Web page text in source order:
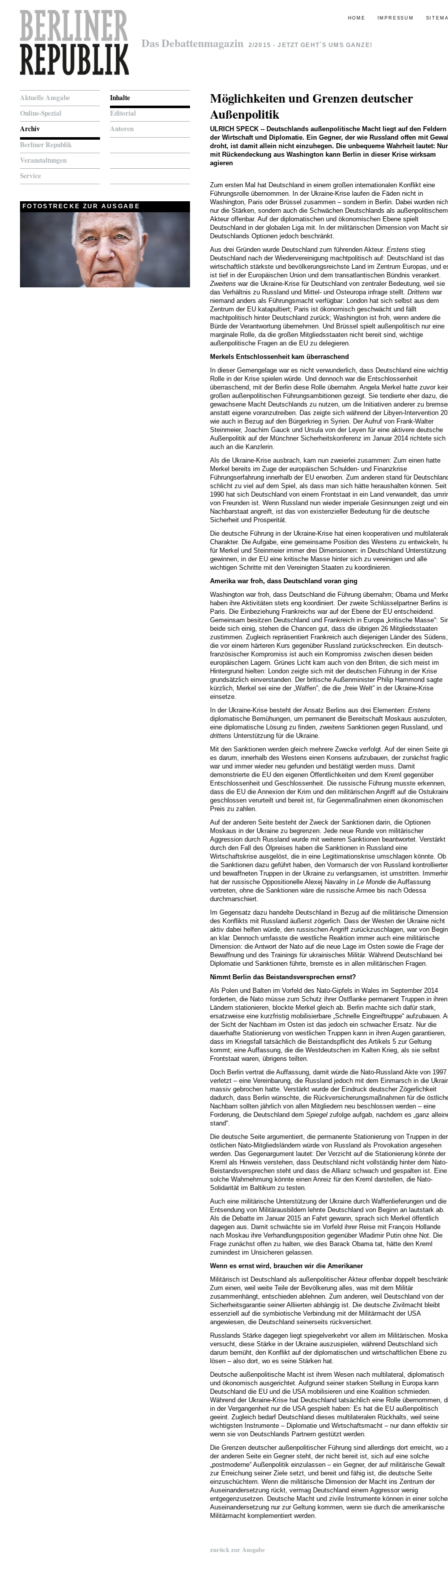
Das Debattenmagazin 2/2015 - JETZT GEHT´S UMS GANZE!
HOME IMPRESSUM
Aktuelle Ausgabe
Online-Spezial
Archiv
Berliner Republik
Veranstaltungen
Service
Inhalte
Editorial
Autoren
FOTOSTRECKE ZUR AUSGABE
Möglichkeiten und Grenzen deutscher
Außenpolitik
ULRICH SPECK -- Deutschlands außenpolitische Macht liegt auf den Feldern
der Wirtschaft und Diplomatie. Ein Gegner, der wie Russland offen mit
droht, ist damit allein nicht einzuhegen. Die unbequeme Wahrheit lautet: Nur
mit Rückendeckung aus Washington kann Berlin in dieser Krise wirksam
agieren
Zum ersten Mal hat Deutschland in einem großen internationalen Konflikt eine
Führungsrolle übernommen. In der Ukraine-Krise laufen die Fäden nicht in
Washington, Paris oder Brüssel zusammen – sondern in Berlin. Dabei wurden
nur die Stärken, sondern auch die Schwächen Deutschlands als außenpolitischem
Akteur offenbar. Auf der diplomatischen und ökonomischen Ebene spielt
Deutschland in der globalen Liga mit. In der militärischen Dimension von Macht
Deutschlands Optionen jedoch beschränkt.
Aus drei Gründen wurde Deutschland zum führenden Akteur. Erstens stieg
Deutschland nach der Wiedervereinigung machtpolitisch auf: Deutschland ist das
wirtschaftlich stärkste und bevölkerungsreichste Land im Zentrum Europas, und
ist tief in der Europäischen Union und dem transatlantischen Bündnis verankert.
Zweitens war die Ukraine-Krise für Deutschland von zentraler Bedeutung, weil sie
das Verhältnis zu Russland und Mittel- und Osteuropa infrage stellt. Drittens war
niemand anders als Führungsmacht verfügbar: London hat sich selbst aus dem
Zentrum der EU katapultiert; Paris ist ökonomisch geschwächt und fällt
machtpolitisch hinter Deutschland zurück; Washington ist froh, wenn andere die
Bürde der Verantwortung übernehmen. Und Brüssel spielt außenpolitisch nur eine
marginale Rolle, da die großen Mitgliedsstaaten nicht bereit sind, wichtige
außenpolitische Fragen an die EU zu delegieren.
Merkels Entschlossenheit kam überraschend
In dieser Gemengelage war es nicht verwunderlich, dass Deutschland eine
Rolle in der Krise spielen würde. Und dennoch war die Entschlossenheit
überraschend, mit der Berlin diese Rolle übernahm. Angela Merkel hatte zuvor
großen außenpolitischen Führungsambitionen gezeigt. Sie tendierte eher dazu, die
gewachsene Macht Deutschlands zu nutzen, um die Initiativen anderer zu
anstatt eigene voranzutreiben. Das zeigte sich während der Libyen-Intervention
wie auch in Bezug auf den Bürgerkrieg in Syrien. Der Aufruf von Frank-Walter
Steinmeier, Joachim Gauck und Ursula von der Leyen für eine aktivere deutsche
Außenpolitik auf der Münchner Sicherheitskonferenz im Januar 2014 richtete sich
auch an die Kanzlerin.
Als die Ukraine-Krise ausbrach, kam nun zweierlei zusammen: Zum einen hatte
Merkel bereits im Zuge der europäischen Schulden- und Finanzkrise
Führungserfahrung innerhalb der EU erworben. Zum anderen stand für
schlicht zu viel auf dem Spiel, als dass man sich hätte heraushalten können. Seit
1990 hat sich Deutschland von einem Frontstaat in ein Land verwandelt, das
von Freunden ist. Wenn Russland nun wieder imperiale Gesinnungen zeigt und
Nachbarstaat angreift, ist das von existenzieller Bedeutung für die deutsche
Sicherheit und Prosperität.
Die deutsche Führung in der Ukraine-Krise hat einen kooperativen und
Charakter. Die Aufgabe, eine gemeinsame Position des Westens zu entwickeln,
für Merkel und Steinmeier immer drei Dimensionen: in Deutschland Unterstützung
gewinnen, in der EU eine kritische Masse hinter sich zu vereinigen und alle
wichtigen Schritte mit den Vereinigten Staaten zu koordinieren.
Amerika war froh, dass Deutschland voran ging
Washington war froh, dass Deutschland die Führung übernahm; Obama und
haben ihre Aktivitäten stets eng koordiniert. Der zweite Schlüsselpartner Berlins
Paris. Die Einbeziehung Frankreichs war auf der Ebene der EU entscheidend.
Gemeinsam besitzen Deutschland und Frankreich in Europa „kritische Masse“:
beide sich einig, stehen die Chancen gut, dass die übrigen 26 Mitgliedsstaaten
zustimmen. Zugleich repräsentiert Frankreich auch diejenigen Länder des Südens,
die vor einem härteren Kurs gegenüber Russland zurückschrecken. Ein deutsch-
französischer Kompromiss ist auch ein Kompromiss zwischen diesen beiden
europäischen Lagern. Grünes Licht kam auch von den Briten, die sich meist im
Hintergrund hielten: London zeigte sich mit der deutschen Führung in der Krise
grundsätzlich einverstanden. Der britische Außenminister Philip Hammond sagte
kürzlich, Merkel sei eine der „Waffen”, die die „freie Welt” in der Ukraine-Krise
einsetze.
In der Ukraine-Krise besteht der Ansatz Berlins aus drei Elementen: Erstens
diplomatische Bemühungen, um permanent die Bereitschaft Moskaus auszuloten,
eine diplomatische Lösung zu finden, zweitens Sanktionen gegen Russland, und
drittens Unterstützung für die Ukraine.
Mit den Sanktionen werden gleich mehrere Zwecke verfolgt. Auf der einen Seite
es darum, innerhalb des Westens einen Konsens aufzubauen, der zunächst
war und immer wieder neu gefunden und bestätigt werden muss. Damit
demonstrierte die EU den eigenen Öffentlichkeiten und dem Kreml gegenüber
Entschlossenheit und Geschlossenheit. Die russische Führung musste erkennen,
dass die EU die Annexion der Krim und den militärischen Angriff auf die
geschlossen verurteilt und bereit ist, für Gegenmaßnahmen einen ökonomischen
Preis zu zahlen.
Auf der anderen Seite besteht der Zweck der Sanktionen darin, die Optionen
Moskaus in der Ukraine zu begrenzen. Jede neue Runde von militärischer
Aggression durch Russland wurde mit weiteren Sanktionen beantwortet. Verstärkt
durch den Fall des Ölpreises haben die Sanktionen in Russland eine
Wirtschaftskrise ausgelöst, die in eine Legitimationskrise umschlagen könnte. Ob
die Sanktionen dazu geführt haben, den Vormarsch der von Russland
und bewaffneten Truppen in der Ukraine zu verlangsamen, ist umstritten.
hat der russische Oppositionelle Alexej Navalny in Le Monde die Auffassung
vertreten, ohne die Sanktionen wäre die russische Armee bis nach Odessa
durchmarschiert.
Im Gegensatz dazu handelte Deutschland in Bezug auf die militärische Dimension
des Konflikts mit Russland äußerst zögerlich. Dass der Westen der Ukraine nicht
aktiv dabei helfen würde, den russischen Angriff zurückzuschlagen, war von
an klar. Dennoch umfasste die westliche Reaktion immer auch eine militärische
Dimension: die Antwort der Nato auf die neue Lage im Osten sowie die Frage der
Bewaffnung und des Trainings für ukrainisches Militär. Während Deutschland bei
Diplomatie und Sanktionen führte, bremste es in allen mili­tärischen Fragen.
Nimmt Berlin das Beistandsversprechen ernst?
Als Polen und Balten im Vorfeld des Nato-Gipfels in Wales im September 2014
forderten, die Nato müsse zum Schutz ihrer Ostflanke permanent Truppen in ihren
Ländern stationieren, blockte Merkel gleich ab. Berlin machte sich dafür stark,
ersatzweise eine kurzfristig mobilisierbare „Schnelle Eingreiftruppe“ aufzubauen.
der Sicht der Nachbarn im Osten ist das jedoch ein schwacher Ersatz. Nur die
dauerhafte Stationierung von westlichen Truppen kann in ihren Augen garantieren,
dass im Kriegsfall tatsächlich die Beistandspflicht des Artikels 5 zur Geltung
kommt; eine Auffassung, die die Westdeutschen im Kalten Krieg, als sie selbst
Frontstaat waren, übrigens teilten.
Doch Berlin vertrat die Auffassung, damit würde die Nato-Russland Akte von 1997
verletzt – eine Vereinbarung, die Russland jedoch mit dem Einmarsch in die
massiv gebrochen hatte. Verstärkt wurde der Eindruck deutscher Zögerlichkeit
dadurch, dass Berlin wünschte, die Rückversicherungsmaßnahmen für die
Nachbarn sollten jährlich von allen Mitgliedern neu beschlossen werden – eine
Forderung, die Deutschland dem Spiegel zufolge aufgab, nachdem es „ganz
stand“.
Die deutsche Seite argumentiert, die permanente Stationierung von Truppen in
östlichen Nato-Mitgliedsländern würde von Russland als Provokation angesehen
werden. Das Gegenargument lautet: Der Verzicht auf die Stationierung könnte der
Kreml als Hinweis verstehen, dass Deutschland nicht vollständig hinter dem Nato-
Beistandsversprechen steht und dass die Allianz schwach und gespalten ist. Eine
solche Wahrnehmung könnte einen Anreiz für den Kreml darstellen, die Nato-
Solidarität im Baltikum zu testen.
Auch eine militärische Unterstützung der Ukraine durch Waffenlieferungen und die
Entsendung von Militärausbildern lehnte Deutschland von Beginn an lautstark ab.
Als die Debatte im Januar 2015 an Fahrt gewann, sprach sich Merkel öffentlich
dagegen aus. Damit schwächte sie im Vorfeld ihrer Reise mit François Hollande
nach Moskau ihre Verhandlungsposition gegenüber Wladimir Putin ohne Not. Die
Frage zunächst offen zu halten, wie dies Barack Obama tat, hätte den Kreml
zumindest im Unsicheren gelassen.
Wenn es ernst wird, brauchen wir die Amerikaner
Militärisch ist Deutschland als außenpolitischer Akteur offenbar doppelt
Zum einen, weil weite Teile der Bevölkerung alles, was mit dem Militär
zusammenhängt, entschieden ablehnen. Zum anderen, weil Deutschland von der
Sicherheitsgarantie seiner Alliierten abhängig ist. Die deutsche Zivilmacht bleibt
essenziell auf die symbiotische Verbindung mit der Militärmacht der USA
angewiesen, die Deutschland seinerseits rückversichert.
Russlands Stärke dagegen liegt spiegelverkehrt vor allem im Militärischen.
versucht, diese Stärke in der Ukraine auszuspielen, während Deutschland sich
darum bemüht, den Konflikt auf der diplomatischen und wirtschaftlichen Ebene zu
lösen – also dort, wo es seine Stärken hat.
Deutsche außenpolitische Macht ist ihrem Wesen nach multilateral, diplomatisch
und ökonomisch ausgerichtet. Aufgrund seiner starken Stellung in Europa kann
Deutschland die EU und die USA mobilisieren und eine Koalition schmieden.
Während der Ukraine-Krise hat Deutschland tatsächlich eine Rolle übernommen,
in der Vergangenheit nur die USA gespielt haben: Es hat die EU außenpolitisch
geeint. Zugleich bedarf Deutschland dieses multilateralen Rückhalts, weil seine
wichtigsten Instrumente – Diplomatie und Wirtschaftsmacht – nur dann effektiv
wenn sie von Deutschlands Partnern gestützt werden.
Die Grenzen deutscher außenpolitischer Führung sind allerdings dort erreicht, wo
der anderen Seite ein Gegner steht, der nicht bereit ist, sich auf eine solche
„postmoderne“ Außenpolitik einzulassen – ein Gegner, der auf militärische Gewalt
zur Erreichung seiner Ziele setzt, und bereit und fähig ist, die deutsche Seite
einzuschüchtern. Wenn die militärische Dimension der Macht ins Zentrum der
Auseinandersetzung rückt, vermag Deutschland einem Aggressor wenig
entgegenzusetzen. Deutsche Macht und zivile Instrumente können in einer
Auseinandersetzung nur zur Geltung kommen, wenn sie durch die amerikanische
Militärmacht komplementiert werden.
zurück zur Ausgabe